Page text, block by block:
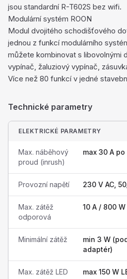
jsou standardní R-T602S bez wifi.
Modulární systém ROON
Modul dvojitého schodišťového
jednou z funkcí modulárního
můžete kombinovat s libovolnými
vypínač, žaluziový vypínač,
Více než 80 funkcí v jedné
Technické parametry
ELEKTRICKÉ PARAMETRY
Max. náběhový
proud (inrush)
max 30 A
Provozní napětí 230 V AC,
Max. zátěž
odporová
10 A / 800
Minimální zátěž
min 3 W
adaptér)
Max. zátěž LED max 150 W